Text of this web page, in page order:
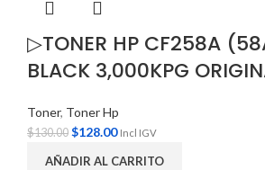
▷TONER HP CF258A
BLACK 3,000KPG
Toner, Toner Hp
$130.00 $128.00 Incl IGV
AÑADIR AL CARRITO